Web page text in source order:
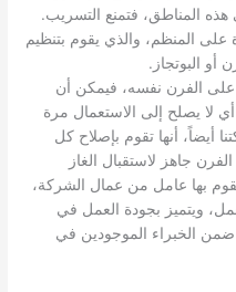
هذه المناطق، فتمنع التسريب.
على المنظم، والذي يقوم بتنظيم
أو البوتجاز.
على الفرن نفسه، فيمكن أن
لا يصلح إلى الاستعمال مرة
أيضاً، أنها تقوم بإصلاح كل
جاهز لاستقبال الغاز
بها عامل من عمال الشركة،
ويتميز بجودة العمل في
ضمن الخبراء الموجودين في